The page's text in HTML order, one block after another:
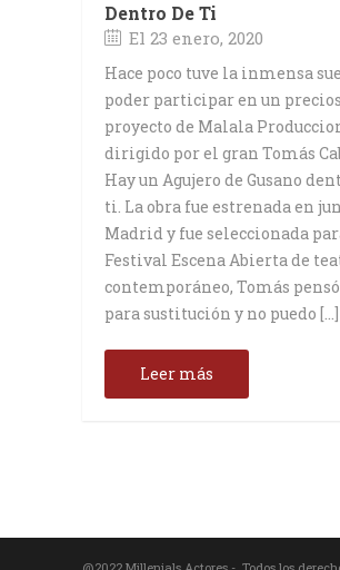
Dentro De Ti
El 23 enero, 2020
Hace poco tuve la inmensa
poder participar en un
proyecto de Malala
dirigido por el gran Tomás
Hay un Agujero de Gusano
ti. La obra fue estrenada en
Madrid y fue seleccionada
Festival Escena Abierta de
contemporáneo, Tomás
para sustitución y no puedo […]
Leer más